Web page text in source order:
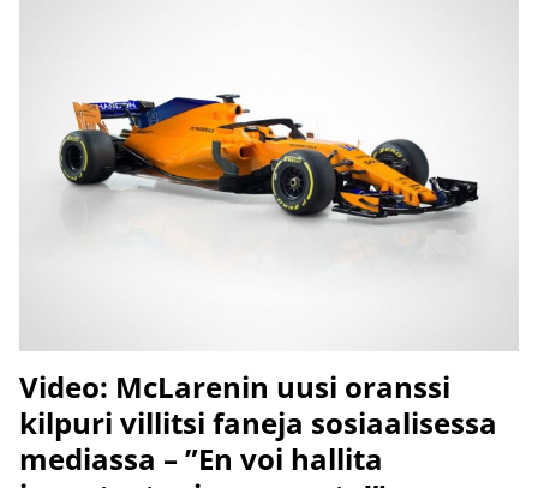
Video: McLarenin uusi oranssi
kilpuri villitsi faneja sosiaalisessa
mediassa – ”En voi hallita